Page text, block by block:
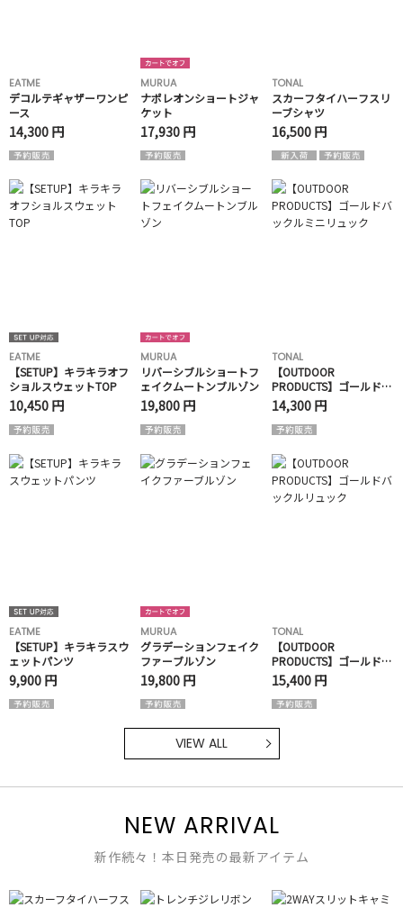
EATME
デコルテギャザーワンピ
ース
14,300 円
MURUA
ナポレオンショートジャ
ケット
17,930 円
TONAL
スカーフタイハーフスリ
ーブシャツ
16,500 円
EATME
【SETUP】キラキラオフ
ショルスウェットTOP
10,450 円
MURUA
リバーシブルショートフ
ェイクムートンブルゾン
19,800 円
TONAL
【OUTDOOR
PRODUCTS】ゴールドバ
ックルミニリュック
14,300 円
EATME
【SETUP】キラキラスウ
ェットパンツ
9,900 円
MURUA
グラデーションフェイク
ファーブルゾン
19,800 円
TONAL
【OUTDOOR
PRODUCTS】ゴールドバ
ックルリュック
15,400 円
VIEW ALL
NEW ARRIVAL
新作続々！本日発売の最新アイテム